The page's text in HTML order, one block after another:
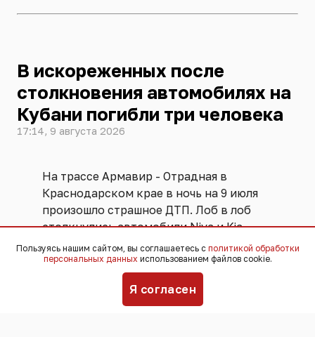
В искореженных после
столкновения автомобилях на
Кубани погибли три человека
17:14, 9 августа 2026
На трассе Армавир - Отрадная в
Краснодарском крае в ночь на 9 июля
произошло страшное ДТП. Лоб в лоб
столкнулись автомобили Niva и Kia.
Удар был такой силы, что машины
выбросило с дороги.
В искореженных автомобилях погибли
Пользуясь нашим сайтом, вы соглашаетесь с политикой обработки
персональных данных использованием файлов cookie.
Я согласен